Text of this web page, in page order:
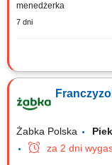
menedżerka
7 dni
Główne zadania:
obsługi.
Dostosowywanie
Żabka Polska
za 2 dni